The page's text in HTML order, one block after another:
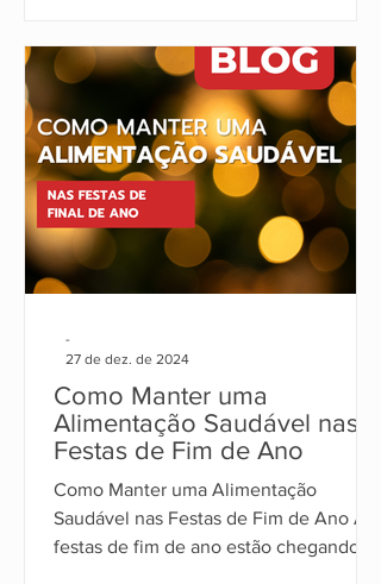
Como Manter uma
Alimentação Saudável nas
Festas de Fim de Ano
Como Manter uma Alimentação
Saudável nas Festas de Fim de Ano As
festas de fim de ano estão chegando, e
-
27 de dez. de 2024